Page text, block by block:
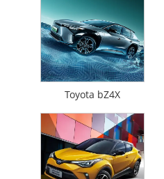
Toyota bZ4X